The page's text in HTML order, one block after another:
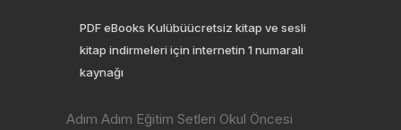
PDF eBooks Kulübüücretsiz kitap ve sesli
kitap indirmeleri için internetin 1 numaralı
kaynağı
Adım Adım Eğitim Setleri Okul Öncesi